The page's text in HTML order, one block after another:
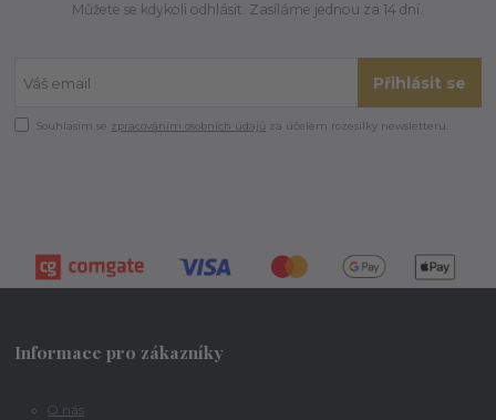
Můžete se kdykoli odhlásit. Zasíláme jednou za 14 dní.
Přihlásit se
Souhlasím se zpracováním osobních údajů za účelem rozesílky newsletteru.
Informace pro zákazníky
O nás